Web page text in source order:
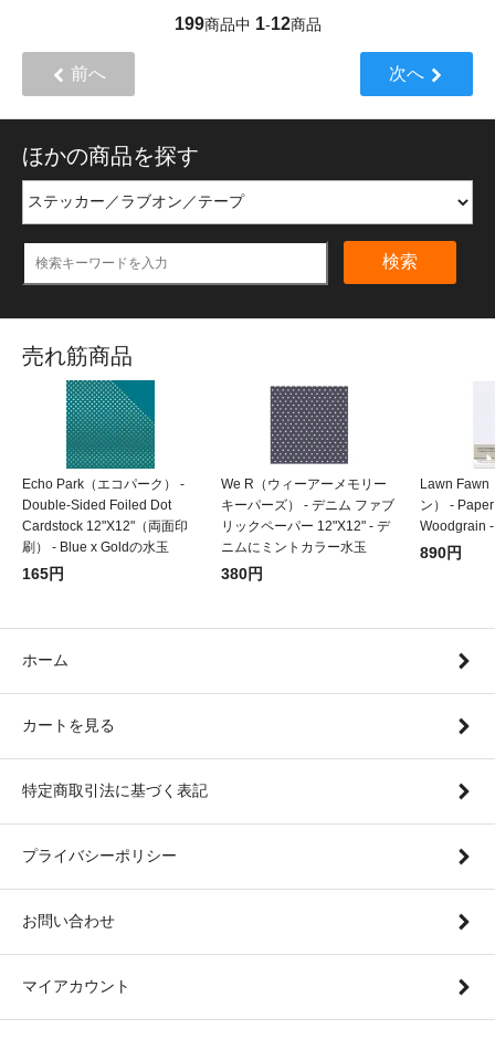
199商品中 1-12商品
前へ 次へ
ほかの商品を探す
検索
売れ筋商品
Echo Park（エコパーク） -
Double-Sided Foiled Dot
Cardstock 12"X12"（両面印
刷） - Blue x Goldの水玉
165円
We R（ウィーアーメモリー
キーパーズ） - デニム ファブ
リックペーパー 12"X12" - デ
ニムにミントカラー水玉
380円
Lawn Fawn
ン） -
Woodgrain
890円
ホーム
カートを見る
特定商取引法に基づく表記
プライバシーポリシー
お問い合わせ
マイアカウント